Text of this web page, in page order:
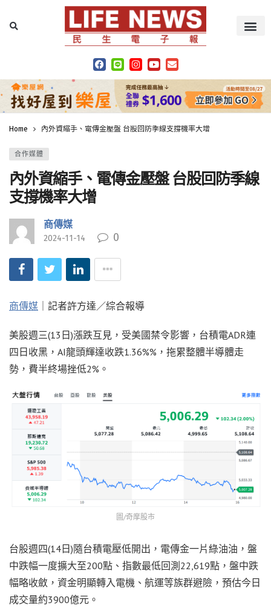
Home 內外資縮手、電傳金壓盤 台股回防季線支撐機率大增
合作媒體
內外資縮手、電傳金壓盤 台股回防季線
支撐機率大增
商傳媒
2024-11-14 0
商傳媒 ｜記者許方達／綜合報導
美股週三(13日)漲跌互見，受美國禁令影響，台積電ADR連
四日收黑，AI龍頭輝達收跌1.36%%，拖累整體半導體走
勢，費半終場挫低2%。
圖/奇摩股市
台股週四(14日)隨台積電壓低開出，電傳金一片綠油油，盤
中跌幅一度擴大至200點、指數最低回測22,619點，盤中跌
幅略收斂，資金明顯轉入電機、航運等族群避險，預估今日
成交量約3900億元。